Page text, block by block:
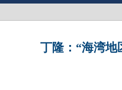
丁隆：“海湾地